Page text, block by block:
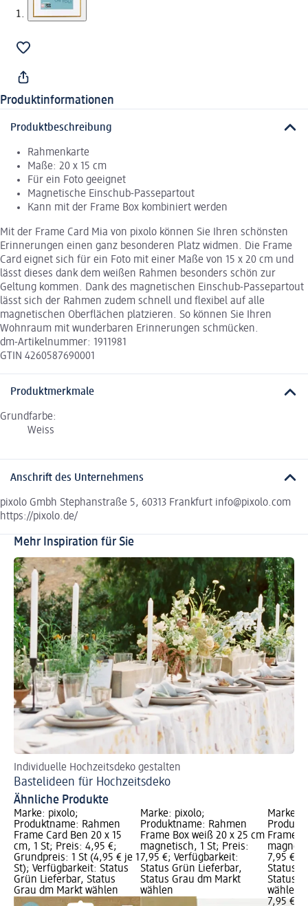
Produktinformationen
Produktbeschreibung
Rahmenkarte
Maße: 20 x 15 cm
Für ein Foto geeignet
Magnetische Einschub-Passepartout
Kann mit der Frame Box kombiniert werden
Mit der Frame Card Mia von pixolo können Sie Ihren schönsten
Erinnerungen einen ganz besonderen Platz widmen. Die Frame
Card eignet sich für ein Foto mit einer Maße von 15 x 20 cm und
lässt dieses dank dem weißen Rahmen besonders schön zur
Geltung kommen. Dank des magnetischen Einschub-Passepartout
lässt sich der Rahmen zudem schnell und flexibel auf alle
magnetischen Oberflächen platzieren. So können Sie Ihren
Wohnraum mit wunderbaren Erinnerungen schmücken.
dm-Artikelnummer: 1911981
GTIN 4260587690001
Produktmerkmale
Grundfarbe:
Weiss
Anschrift des Unternehmens
pixolo Gmbh Stephanstraße 5, 60313 Frankfurt info@pixolo.com
https://pixolo.de/
Mehr Inspiration für Sie
Individuelle Hochzeitsdeko gestalten
Bastelideen für Hochzeitsdeko
Ähnliche Produkte
Marke: pixolo;
Produktname: Rahmen
Frame Card Ben 20 x 15
cm, 1 St; Preis: 4,95 €;
Grundpreis: 1 St (4,95 € je 1
St); Verfügbarkeit: Status
Grün Lieferbar, Status
Grau dm Markt wählen
Marke: pixolo;
Produktname: Rahmen
Frame Box weiß 20 x 25 cm
magnetisch, 1 St; Preis:
7,95 €; Verfügbarkeit:
Status Grün Lieferbar,
Status Grau dm Markt
wählen
Marke:
Frame
7,95 €;
Status
Status
wählen
7,95 €